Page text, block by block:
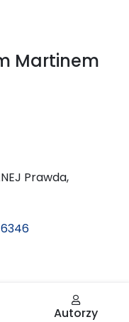
Martinem
Prawda,
Autorzy